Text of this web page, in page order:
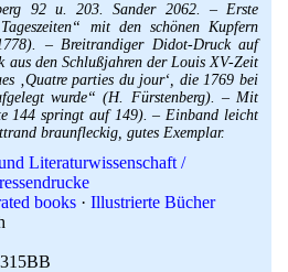
92 u. 203. Sander 2062. – Erste
mit den schönen Kupfern
– Breitrandiger Didot-Druck auf
den Schlußjahren der Louis XV-Zeit
‚Quatre parties du jour‘, die 1769 bei
wurde“ (H. Fürstenberg). – Mit
144 springt auf 149). – Einband leicht
braunfleckig, gutes Exemplar.
Literaturwissenschaft /
books · Illustrierte Bücher